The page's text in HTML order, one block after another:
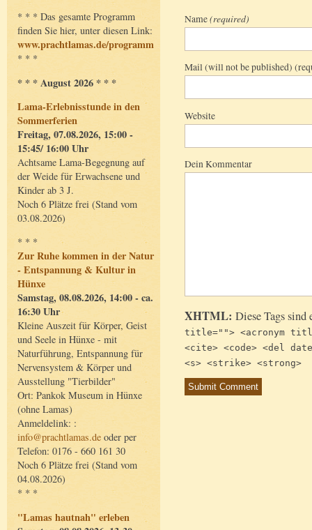
* * * Das gesamte Programm
finden Sie hier, unter diesen Link:
www.prachtlamas.de/programm
* * *
* * * August 2026 * * *
Lama-Erlebnisstunde in den
Sommerferien
Freitag, 07.08.2026, 15:00 -
15:45/ 16:00 Uhr
Achtsame Lama-Begegnung auf
der Weide für Erwachsene und
Kinder ab 3 J.
Noch 6 Plätze frei (Stand vom
03.08.2026)
* * *
Zur Ruhe kommen in der Natur
- Entspannung & Kultur in
Hünxe
Samstag, 08.08.2026, 14:00 - ca.
16:30 Uhr
Kleine Auszeit für Körper, Geist
und Seele in Hünxe - mit
Naturführung, Entspannung für
Nervensystem & Körper und
Ausstellung "Tierbilder"
Ort: Pankok Museum in Hünxe
(ohne Lamas)
Anmeldelink: :
info@prachtlamas.de oder per
Telefon: 0176 - 660 161 30
Noch 6 Plätze frei (Stand vom
04.08.2026)
* * *
"Lamas hautnah" erleben
Name(required)
Mail (will not be published)
Website
Dein Kommentar
XHTML: Diese Tags
title=""> <acronym
<cite> <code> <del
<s> <strike> <strong>